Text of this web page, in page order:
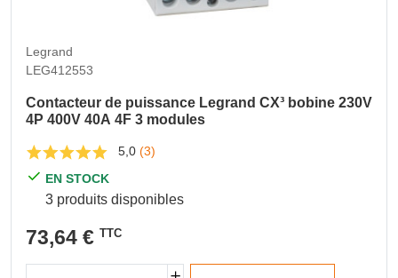
Legrand
LEG412553
Contacteur de puissance Legrand CX³ bobine 230V
4P 400V 40A 4F 3 modules
5,0 (3)
EN STOCK
3 produits disponibles
73,64 € TTC